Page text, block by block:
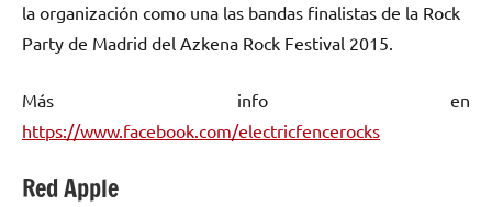
la organización como una las bandas finalistas de la Rock
Party de Madrid del Azkena Rock Festival 2015.
Más info en
https://www.facebook.com/electricfencerocks
Red Apple